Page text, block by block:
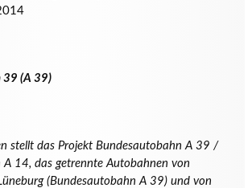
39 (A 39)
stellt das Projekt Bundesautobahn A 39 /
A 14, das getrennte Autobahnen von
(Bundesautobahn A 39) und von